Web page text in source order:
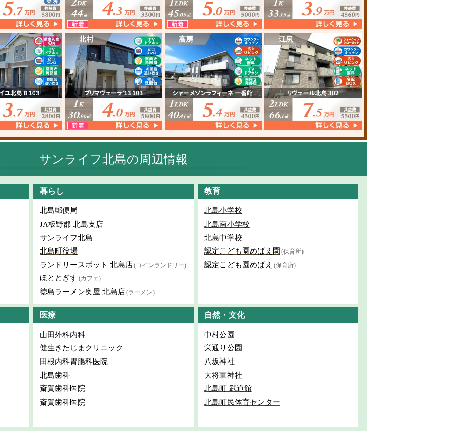
サンライフ北島の周辺情報
暮らし
北島郵便局
JA板野郡 北島支店
サンライフ北島
北島町役場
ランドリースポット 北島店(コインランドリー)
ほととぎす (カフェ)
徳島ラーメン奥屋 北島店(ラーメン)
教育
北島小学校
北島南小学校
北島中学校
認定こども園めばえ園 (保育所)
認定こども園めばえ (保育所)
医療
山田外科内科
健生きたじまクリニック
田根内科胃腸科医院
北島歯科
斎賀歯科医院
斎賀歯科医院
自然・文化
中村公園
栄通り公園
八坂神社
大将軍神社
北島町 武道館
北島町民体育センター